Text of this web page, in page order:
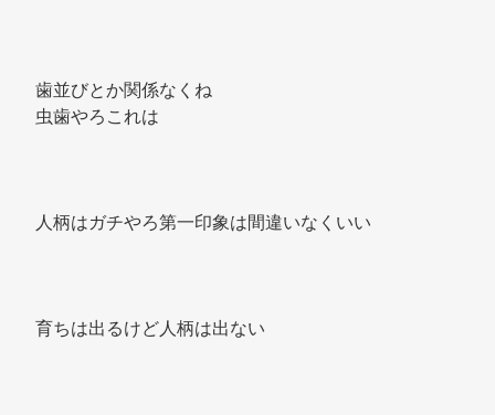
歯並びとか関係なくね
虫歯やろこれは
人柄はガチやろ第一印象は間違いなくいい
育ちは出るけど人柄は出ない